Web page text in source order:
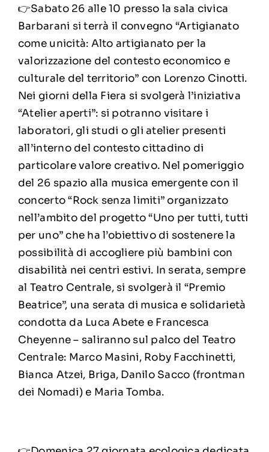
👉Sabato 26 alle 10 presso la sala civica
Barbarani si terrà il convegno “Artigianato
come unicità: Alto artigianato per la
valorizzazione del contesto economico e
culturale del territorio” con Lorenzo Cinotti.
Nei giorni della Fiera si svolgerà l’iniziativa
“Atelier aperti”: si potranno visitare i
laboratori, gli studi o gli atelier presenti
all’interno del contesto cittadino di
particolare valore creativo. Nel pomeriggio
del 26 spazio alla musica emergente con il
concerto “Rock senza limiti” organizzato
nell’ambito del progetto “Uno per tutti, tutti
per uno” che ha l’obiettivo di sostenere la
possibilità di accogliere più bambini con
disabilità nei centri estivi. In serata, sempre
al Teatro Centrale, si svolgerà il “Premio
Beatrice”, una serata di musica e solidarietà
condotta da Luca Abete e Francesca
Cheyenne – saliranno sul palco del Teatro
Centrale: Marco Masini, Roby Facchinetti,
Bianca Atzei, Briga, Danilo Sacco (frontman
dei Nomadi) e Maria Tomba.